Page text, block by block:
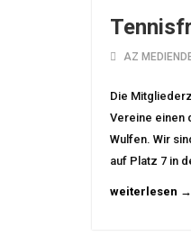
AZ
Die
Vereine einen
Wulfen. Wir
auf Platz 7 in
weiterlesen →